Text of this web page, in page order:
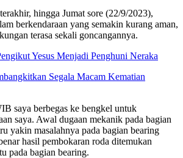
hingga Jumat sore (22/9/2023),
berkendaraan yang semakin kurang aman,
terasa sekali goncangannya.
Yesus Menjadi Penghuni Neraka
Segala Macam Kematian
saya berbegas ke bengkel untuk
saya. Awal dugaan mekanik pada bagian
yakin masalahnya pada bagian bearing
hasil pembokaran roda ditemukan
pada bagian bearing.